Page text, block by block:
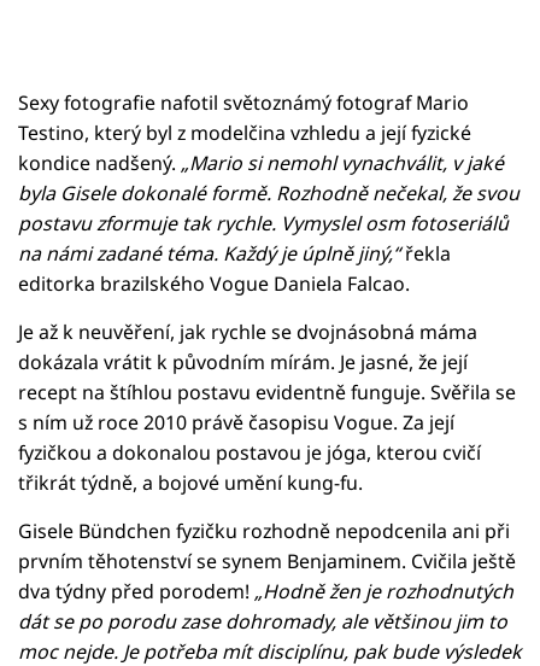
Sexy fotografie nafotil světoznámý fotograf Mario
Testino, který byl z modelčina vzhledu a její fyzické
kondice nadšený. „Mario si nemohl vynachválit, v jaké
byla Gisele dokonalé formě. Rozhodně nečekal, že svou
postavu zformuje tak rychle. Vymyslel osm fotoseriálů
na námi zadané téma. Každý je úplně jiný,“řekla
editorka brazilského Vogue Daniela Falcao.
Je až k neuvěření, jak rychle se dvojnásobná máma
dokázala vrátit k původním mírám. Je jasné, že její
recept na štíhlou postavu evidentně funguje. Svěřila se
s ním už roce 2010 právě časopisu Vogue. Za její
fyzičkou a dokonalou postavou je jóga, kterou cvičí
třikrát týdně, a bojové umění kung-fu.
Gisele Bündchen fyzičku rozhodně nepodcenila ani při
prvním těhotenství se synem Benjaminem. Cvičila ještě
dva týdny před porodem! „Hodně žen je rozhodnutých
dát se po porodu zase dohromady, ale většinou jim to
moc nejde. Je potřeba mít disciplínu, pak bude výsledek